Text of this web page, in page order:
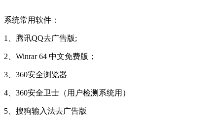
系统常用软件：
1、腾讯QQ去广告版;
2、Winrar 64 中文免费版；
3、360安全浏览器
4、360安全卫士（用户检测系统用）
5、搜狗输入法去广告版